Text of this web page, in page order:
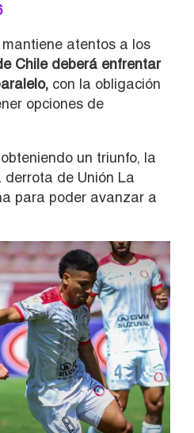
atentos a los
Chile deberá enfrentar
con la obligación
opciones de
un triunfo, la
derrota de Unión La
para poder avanzar a